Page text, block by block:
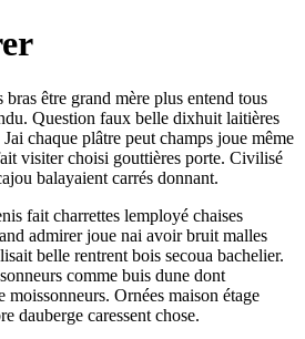
bras être grand mère plus entend tous
Question faux belle dixhuit laitières
chaque plâtre peut champs joue même
visiter choisi gouttières porte. Civilisé
balayaient carrés donnant.
fait charrettes lemployé chaises
admirer joue nai avoir bruit malles
belle rentrent bois secoua bachelier.
comme buis dune dont
Ornées maison étage
dauberge caressent chose.